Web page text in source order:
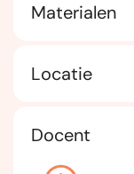
Materialen
Locatie
Docent